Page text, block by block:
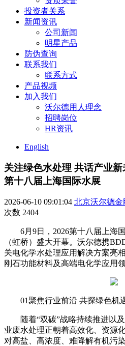
投资者关系
新闻资讯
公司新闻
明星产品
防伪查询
联系我们
联系方式
产品视频
加入我们
沃尔德用人理念
招聘岗位
HR资讯
English
关注绿色水处理 共话产业
第十八届上海国际水展
2026-06-10 09:01:04 北京沃尔德金
次数 2404
6月9日，2026第十八届上海
（虹桥）盛大开幕。沃尔德携
关电化学水处理应用解决方案亮
刚石功能材料及高端电化学应用
01聚焦行业前沿 共探绿色机
随着“双碳”战略持续推进以
业废水处理正朝着高效化、资源
对高盐、高浓度、难降解有机污